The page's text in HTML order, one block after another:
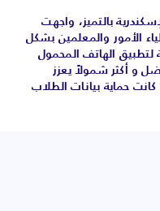
بالتميز، واجهت
الأمور والمعلمين بشكل
الهاتف المحمول
و أكثر شمولاً يعزز
حماية بيانات الطلاب